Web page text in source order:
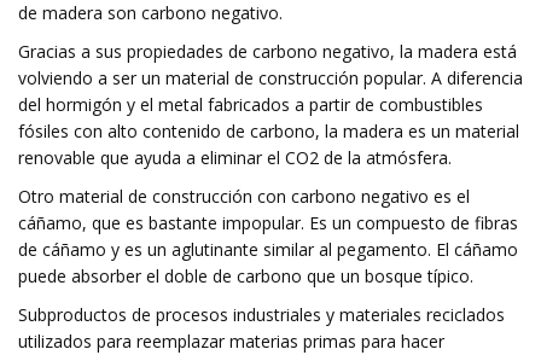
de madera son carbono negativo.
Gracias a sus propiedades de carbono negativo, la madera está
volviendo a ser un material de construcción popular. A diferencia
del hormigón y el metal fabricados a partir de combustibles
fósiles con alto contenido de carbono, la madera es un material
renovable que ayuda a eliminar el CO2 de la atmósfera.
Otro material de construcción con carbono negativo es el
cáñamo, que es bastante impopular. Es un compuesto de fibras
de cáñamo y es un aglutinante similar al pegamento. El cáñamo
puede absorber el doble de carbono que un bosque típico.
Subproductos de procesos industriales y materiales reciclados
utilizados para reemplazar materias primas para hacer